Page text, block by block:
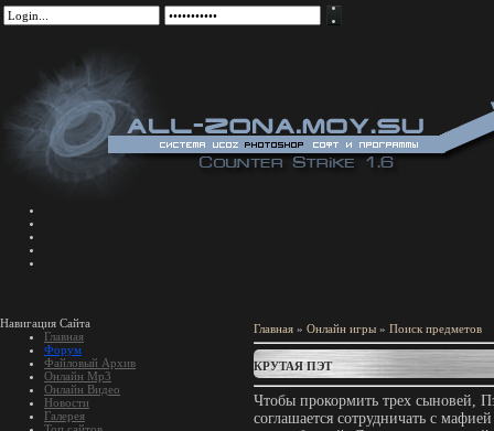
Навигация Сайта
Главная
Форум
Файловый Архив
Онлайн Mp3
Онлайн Видео
Новости
Галерея
Главная » Онлайн игры » Поиск предметов
КРУТАЯ ПЭТ
Чтобы прокормить трех сыновей,
соглашается сотрудничать с мафией